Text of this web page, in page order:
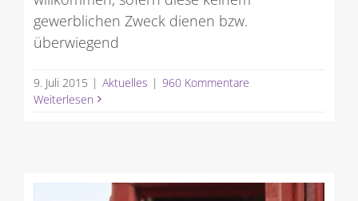
gewerblichen Zweck dienen bzw.
überwiegend
9. Juli 2015 | Aktuelles | 960 Kommentare
Weiterlesen